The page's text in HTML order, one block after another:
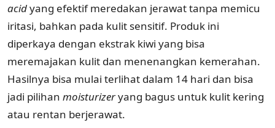
acidyang efektif meredakan jerawat tanpa memicu
iritasi, bahkan pada kulit sensitif. Produk ini
diperkaya dengan ekstrak kiwi yang bisa
meremajakan kulit dan menenangkan kemerahan.
Hasilnya bisa mulai terlihat dalam 14 hari dan bisa
jadi pilihan moisturizeryang bagus untuk kulit kering
atau rentan berjerawat.